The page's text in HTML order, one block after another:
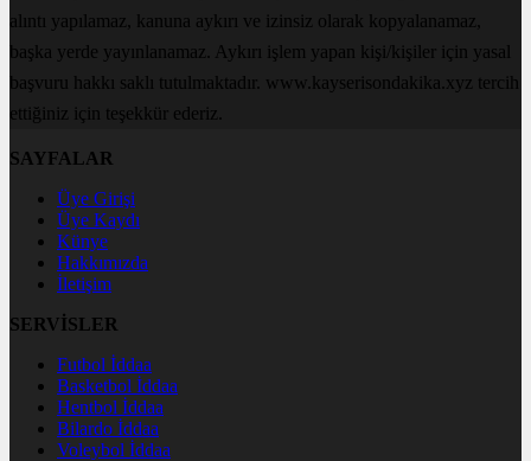
alıntı yapılamaz, kanuna aykırı ve izinsiz olarak kopyalanamaz,
başka yerde yayınlanamaz. Aykırı işlem yapan kişi/kişiler için yasal
başvuru hakkı saklı tutulmaktadır. www.kayserisondakika.xyz tercih
ettiğiniz için teşekkür ederiz.
SAYFALAR
Üye Girişi
Üye Kaydı
Künye
Hakkımızda
İletişim
SERVİSLER
Futbol İddaa
Basketbol İddaa
Hentbol İddaa
Bilardo İddaa
Voleybol İddaa